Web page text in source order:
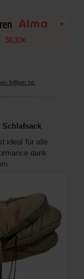
+
36 33€
billiger ist.
Schlafsack
ideal für alle
dank